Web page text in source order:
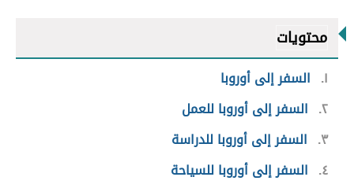
محتويات
١
السفر إلى أوروبا
٢ السفر إلى أوروبا للعمل
٣
السفر إلى أوروبا للدراسة
٤
السفر إلى أوروبا للسياحة